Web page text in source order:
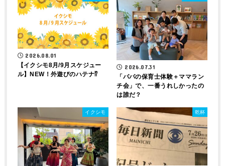
2026.08.01
【イクシモ8月/9月スケジュー
ル】NEW！外遊びのハテナ⁉
2026.07.31
「パパの保育士体験＋ママラン
チ会」で、一番うれしかったの
は誰だ？
イクシモ 乾杯